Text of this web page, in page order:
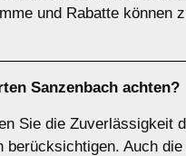
und Rabatte können
Sanzenbach achten?
Sie die Zuverlässigkeit
Auch